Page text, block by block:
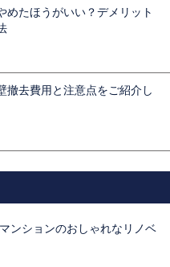
めたほうがいい？デメリット
撤去費用と注意点をご紹介し
ンションのおしゃれなリノベ